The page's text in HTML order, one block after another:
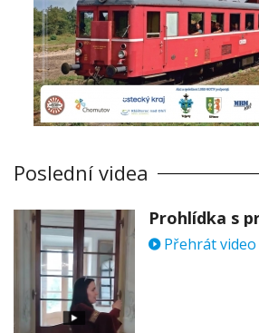
Poslední videa
Přehrát video